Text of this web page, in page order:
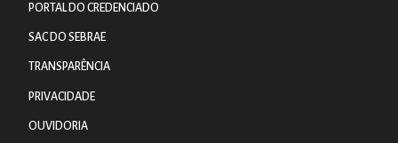
PORTAL DO CREDENCIADO
SAC DO SEBRAE
TRANSPARÊNCIA
PRIVACIDADE
OUVIDORIA